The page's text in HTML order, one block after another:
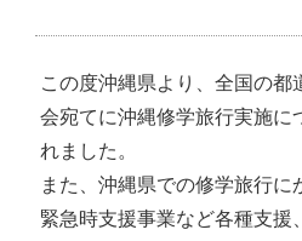
この度沖縄県より、全国の都
会宛てに沖縄修学旅行実施に
れました。
また、沖縄県での修学旅行に
緊急時支援事業など各種支援